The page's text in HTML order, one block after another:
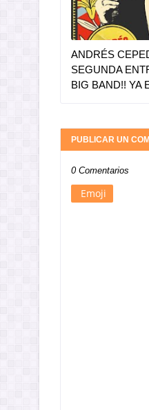
ANDRÉS
SEGUNDA
BIG BAND!! YA
PUBLICAR UN
0 Comentarios
Emoji